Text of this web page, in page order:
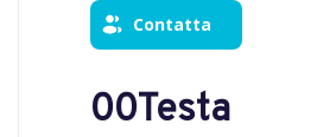
Contatta
00Testa